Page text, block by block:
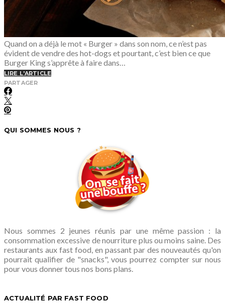
Quand on a déjà le mot « Burger » dans son nom, ce n’est pas
évident de vendre des hot-dogs et pourtant, c’est bien ce que
Burger King s’apprête à faire dans…
LIRE L'ARTICLE
PARTAGER
QUI SOMMES NOUS ?
Nous sommes 2 jeunes réunis par une même passion : la
consommation excessive de nourriture plus ou moins saine. Des
restaurants aux fast food, en passant par des nouveautés qu'on
pourrait qualifier de "snacks", vous pourrez compter sur nous
pour vous donner tous nos bons plans.
ACTUALITÉ PAR FAST FOOD